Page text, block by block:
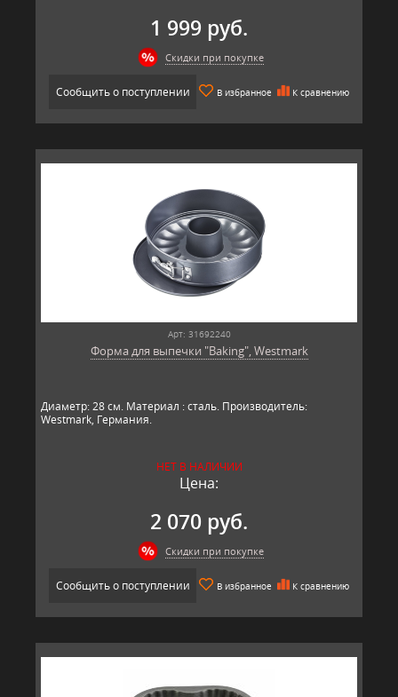
1 999 руб.
Скидки при покупке
Сообщить о поступлении В избранное К сравнению
Арт: 31692240
Форма для выпечки "Baking", Westmark
Диаметр: 28 см. Материал : сталь. Производитель:
Westmark, Германия.​​
НЕТ В НАЛИЧИИ
Цена:
2 070 руб.
Скидки при покупке
Сообщить о поступлении В избранное К сравнению